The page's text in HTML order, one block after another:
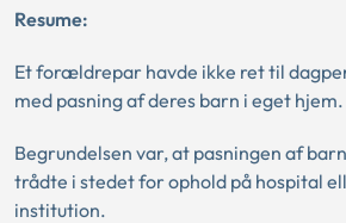
Resume:
Et forældrepar havde ikke ret til
med pasning af deres barn i eget hjem.
Begrundelsen var, at pasningen af
trådte i stedet for ophold på hospital
institution.